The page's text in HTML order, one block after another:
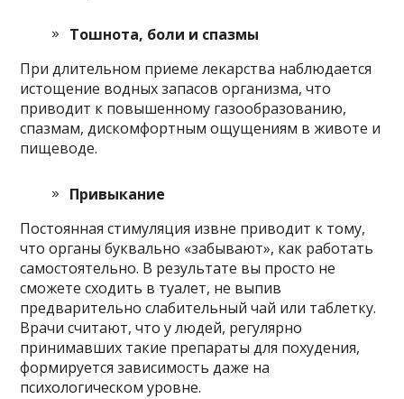
Тошнота, боли и спазмы
При длительном приеме лекарства наблюдается
истощение водных запасов организма, что
приводит к повышенному газообразованию,
спазмам, дискомфортным ощущениям в животе и
пищеводе.
Привыкание
Постоянная стимуляция извне приводит к тому,
что органы буквально «забывают», как работать
самостоятельно. В результате вы просто не
сможете сходить в туалет, не выпив
предварительно слабительный чай или таблетку.
Врачи считают, что у людей, регулярно
принимавших такие препараты для похудения,
формируется зависимость даже на
психологическом уровне.